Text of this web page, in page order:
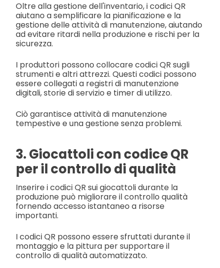
Oltre alla gestione dell'inventario, i codici QR
aiutano a semplificare la pianificazione e la
gestione delle attività di manutenzione, aiutando
ad evitare ritardi nella produzione e rischi per la
sicurezza.
I produttori possono collocare codici QR sugli
strumenti e altri attrezzi. Questi codici possono
essere collegati a registri di manutenzione
digitali, storie di servizio e timer di utilizzo.
Ciò garantisce attività di manutenzione
tempestive e una gestione senza problemi.
3. Giocattoli con codice QR
per il controllo di qualità
Inserire i codici QR sui giocattoli durante la
produzione può migliorare il controllo qualità
fornendo accesso istantaneo a risorse
importanti.
I codici QR possono essere sfruttati durante il
montaggio e la pittura per supportare il
controllo di qualità automatizzato.